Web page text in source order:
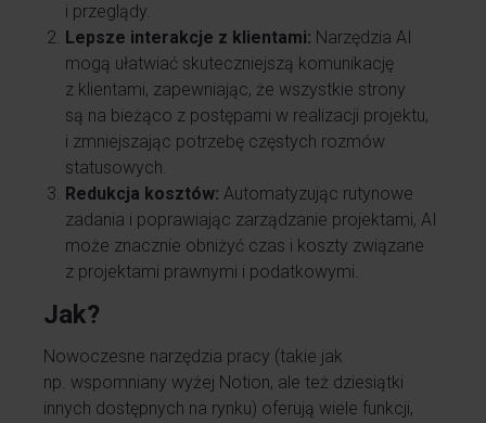
i przeglądy.
Lepsze interakcje z klientami: Narzędzia AI
mogą ułatwiać skuteczniejszą komunikację
z klientami, zapewniając, że wszystkie strony
są na bieżąco z postępami w realizacji projektu,
i zmniejszając potrzebę częstych rozmów
statusowych.
Redukcja kosztów: Automatyzując rutynowe
zadania i poprawiając zarządzanie projektami, AI
może znacznie obniżyć czas i koszty związane
z projektami prawnymi i podatkowymi.
Jak?
Nowoczesne narzędzia pracy (takie jak
np. wspomniany wyżej Notion, ale też dziesiątki
innych dostępnych na rynku) oferują wiele funkcji,